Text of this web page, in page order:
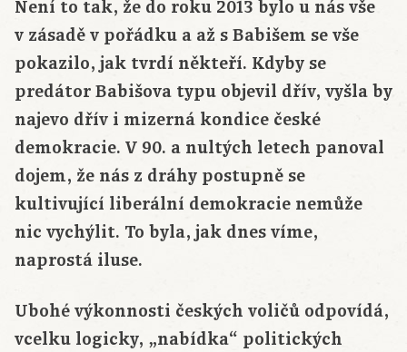
Není to tak, že do roku 2013 bylo u nás vše
v zásadě v pořádku a až s Babišem se vše
pokazilo, jak tvrdí někteří. Kdyby se
predátor Babišova typu objevil dřív, vyšla by
najevo dřív i mizerná kondice české
demokracie. V 90. a nultých letech panoval
dojem, že nás z dráhy postupně se
kultivující liberální demokracie nemůže
nic vychýlit. To byla, jak dnes víme,
naprostá iluse.
Ubohé výkonnosti českých voličů odpovídá,
vcelku logicky, „nabídka“ politických